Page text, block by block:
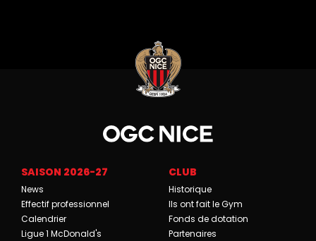
SAISON 2026-27
News
Effectif professionnel
Calendrier
Ligue 1 McDonald's
CLUB
Historique
Ils ont fait le Gym
Fonds de dotation
Partenaires